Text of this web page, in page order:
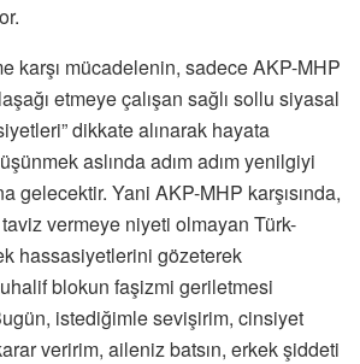
karşı mücadelenin, sadece AKP-MHP
etmeye çalışan sağlı sollu siyasal
dikkate alınarak hayata
aslında adım adım yenilgiyi
gelecektir. Yani AKP-MHP karşısında,
vermeye niyeti olmayan Türk-
hassasiyetlerini gözeterek
blokun faşizmi geriletmesi
istediğimle sevişirim, cinsiyet
veririm, aileniz batsın, erkek şiddeti